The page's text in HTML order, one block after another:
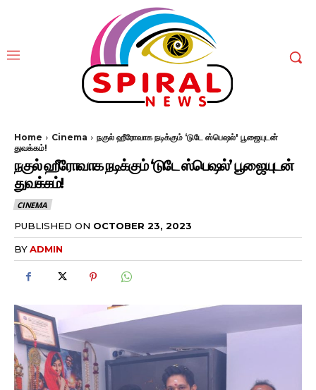
Home Cinema
நகுல் ஹீரோவாக நடிக்கும் ‘டுடே ஸ்பெஷல்' பூஜையுடன்
துவக்கம்!
நகுல் ஹீரோவாக நடிக்கும் ‘டுடே ஸ்பெஷல்’ பூஜையுடன்
துவக்கம்!
CINEMA
PUBLISHED ON OCTOBER 23, 2023
BYADMIN